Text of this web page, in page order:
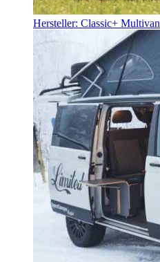
Hersteller: Classic+ Multivan